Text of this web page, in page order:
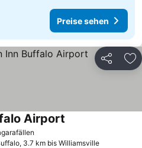
Preise sehen
Teilen
Airport
3.7 km bis Williamsville